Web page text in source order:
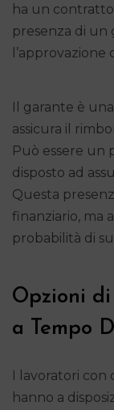
ha un
presenza di
Il garante è
assicura il
Può essere un
disposto ad
Questa
finanziario, ma
probabilità di
Opzioni
a Tempo
I lavoratori
hanno a